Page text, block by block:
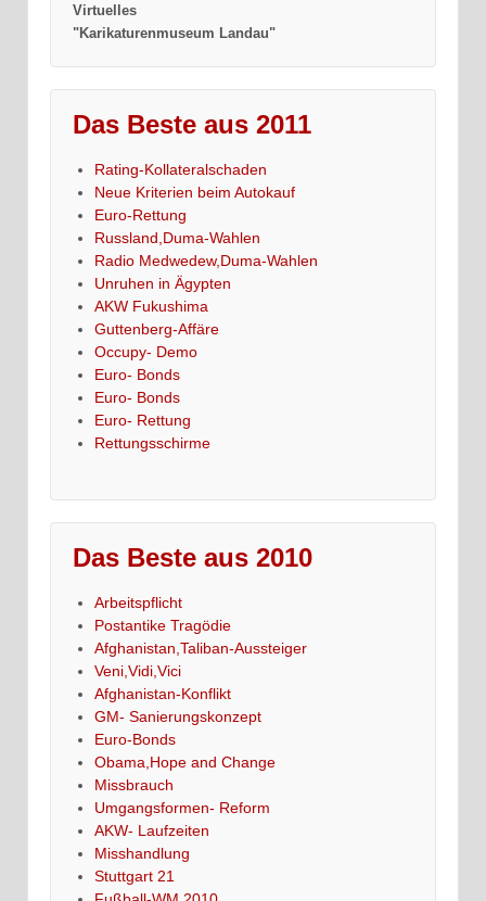
Virtuelles
"Karikaturenmuseum Landau"
Das Beste aus 2011
Rating-Kollateralschaden
Neue Kriterien beim Autokauf
Euro-Rettung
Russland,Duma-Wahlen
Radio Medwedew,Duma-Wahlen
Unruhen in Ägypten
AKW Fukushima
Guttenberg-Affäre
Occupy- Demo
Euro- Bonds
Euro- Bonds
Euro- Rettung
Rettungsschirme
Das Beste aus 2010
Arbeitspflicht
Postantike Tragödie
Afghanistan,Taliban-Aussteiger
Veni,Vidi,Vici
Afghanistan-Konflikt
GM- Sanierungskonzept
Euro-Bonds
Obama,Hope and Change
Missbrauch
Umgangsformen- Reform
AKW- Laufzeiten
Misshandlung
Stuttgart 21